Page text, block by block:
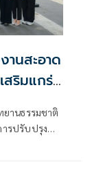
านสะอาด
สริมแกร่ง
ด็กกลุ่ม
านธรรมชาติ
รปรับปรุง